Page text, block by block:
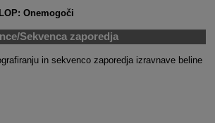
Onemogoči
Sekvenca zaporedja
in sekvenco zaporedja izravnave beline